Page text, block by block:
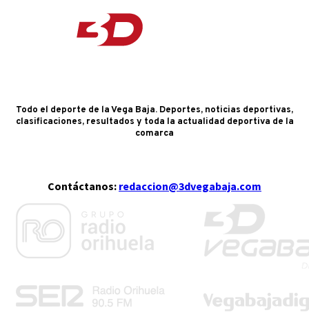
Todo el deporte de la Vega Baja. Deportes, noticias deportivas,
clasificaciones, resultados y toda la actualidad deportiva de la
comarca
Contáctanos: redaccion@3dvegabaja.com